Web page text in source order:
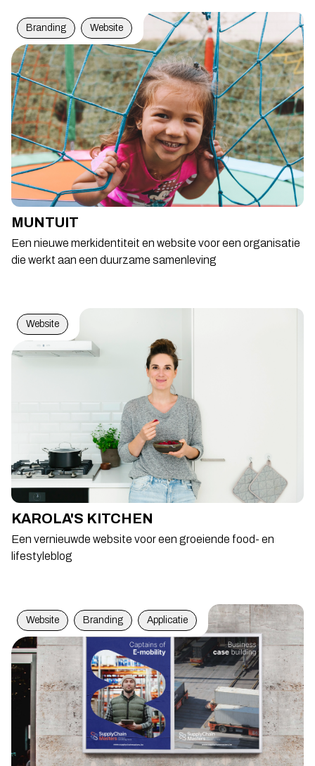
Branding Website
MUNTUIT
Een nieuwe merkidentiteit en website voor een organisatie
die werkt aan een duurzame samenleving
Website
KAROLA'S KITCHEN
Een vernieuwde website voor een groeiende food- en
lifestyleblog
Website Branding Applicatie